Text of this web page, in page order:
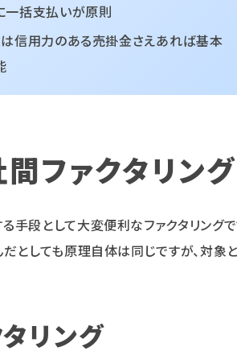
一括支払いが原則
信用力のある売掛金さえあれば基本
ファクタリング
段として大変便利なファクタリングで
だとしても原理自体は同じですが、対
リング